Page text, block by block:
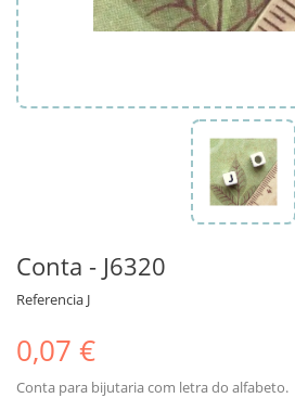
Conta - J6320
Referencia J
0,07 €
Conta para bijutaria com letra do alfabeto.